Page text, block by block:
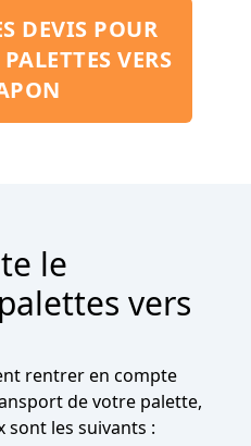
DEVIS POUR
VERS
le
vers
rentrer en compte
de votre palette,
sont les suivants :